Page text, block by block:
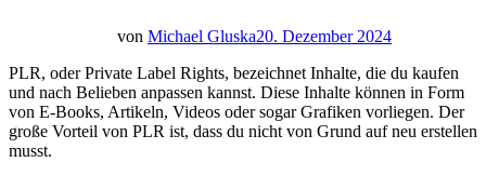
von Michael Gluska20. Dezember 2024
PLR, oder Private Label Rights, bezeichnet Inhalte, die du kaufen
und nach Belieben anpassen kannst. Diese Inhalte können in Form
von E-Books, Artikeln, Videos oder sogar Grafiken vorliegen. Der
große Vorteil von PLR ist, dass du nicht von Grund auf neu erstellen
musst.